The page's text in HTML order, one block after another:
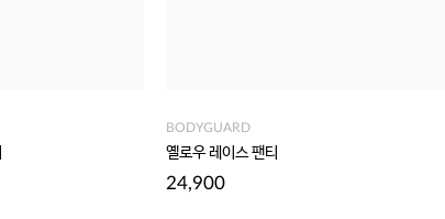
BODYGUARD
옐로우 레이스 팬티
24,900